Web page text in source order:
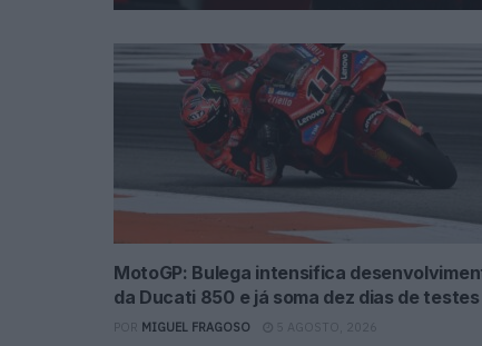
MotoGP: Bulega intensifica
da Ducati 850 e já soma dez dias de testes
MIGUEL FRAGOSO 5 AGOSTO, 2026